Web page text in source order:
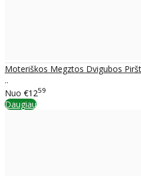
Moteriškos Megztos Dvigubos
..
Nuo €1259
Daugiau